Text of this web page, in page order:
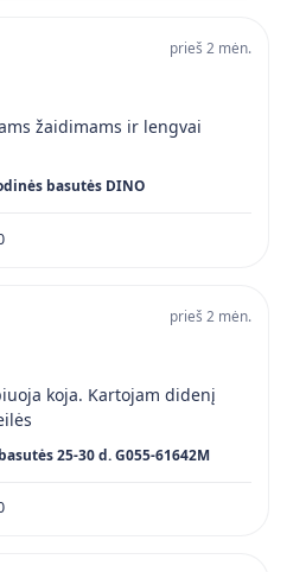
prieš 2 mėn.
žaidimams ir lengvai
basutės DINO
prieš 2 mėn.
koja. Kartojam didenį
25-30 d. G055-61642M